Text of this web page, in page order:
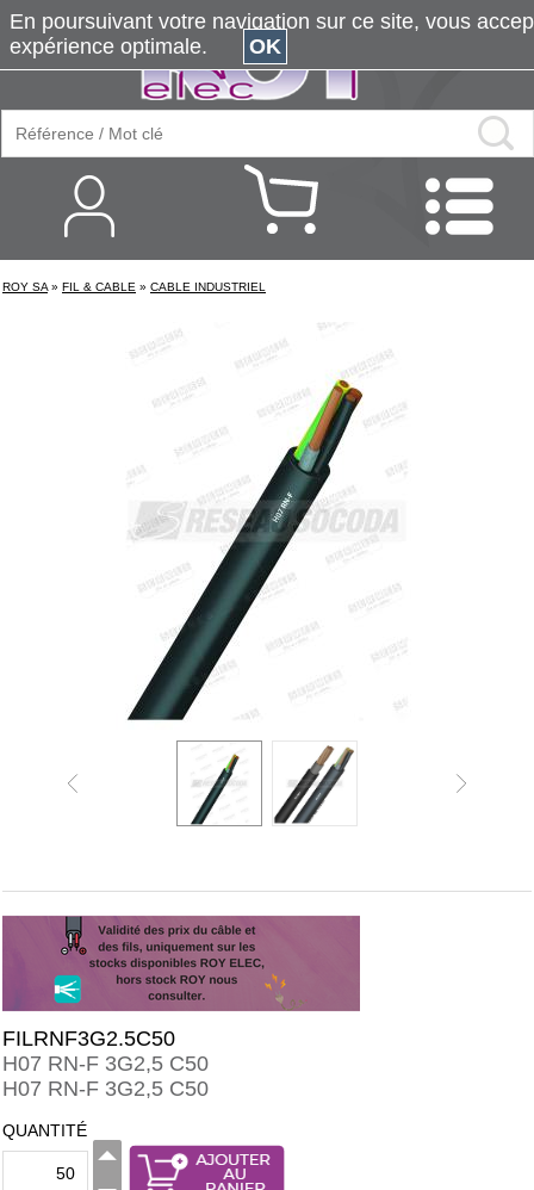
ROY SA » FIL & CABLE » CABLE INDUSTRIEL
FILRNF3G2.5C50
H07 RN-F 3G2,5 C50
H07 RN-F 3G2,5 C50
QUANTITÉ
En poursuivant votre navigation sur ce site, vous
expérience optimale.
OK